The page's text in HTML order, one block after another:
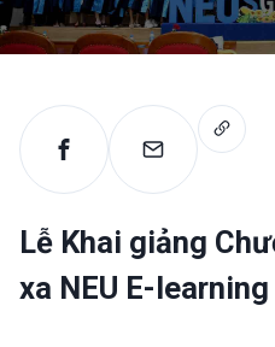
Lễ Khai giảng
xa NEU E-